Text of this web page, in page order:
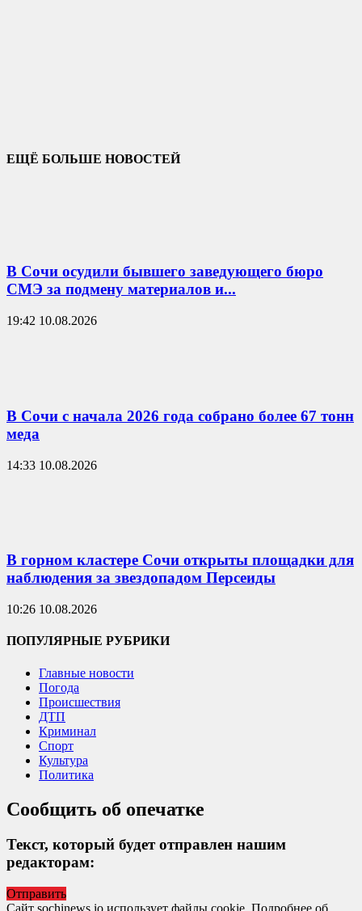
ЕЩЁ БОЛЬШЕ НОВОСТЕЙ
В Сочи осудили бывшего заведующего бюро
СМЭ за подмену материалов и...
19:42 10.08.2026
В Сочи с начала 2026 года собрано более 67 тонн
меда
14:33 10.08.2026
В горном кластере Сочи открыты площадки для
наблюдения за звездопадом Персеиды
10:26 10.08.2026
ПОПУЛЯРНЫЕ РУБРИКИ
Главные новости
Погода
Происшествия
ДТП
Криминал
Спорт
Культура
Политика
Сообщить об опечатке
Текст, который будет отправлен нашим
редакторам:
Отправить